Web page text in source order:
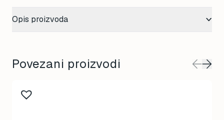
Opis proizvoda
Povezani proizvodi